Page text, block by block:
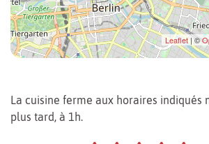
Leaflet| ©
La cuisine ferme aux horaires indiqués
plus tard, à 1h.